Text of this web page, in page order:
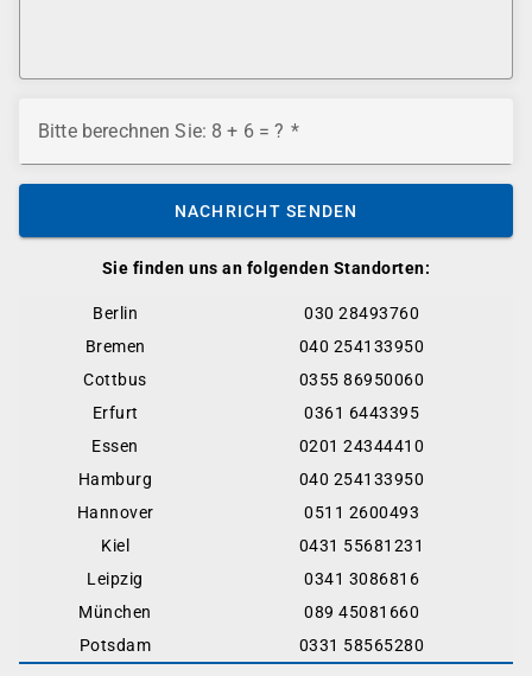
Sie finden uns an folgenden Standorten:
Berlin
030 28493760
Bremen
040 254133950
Cottbus
0355 86950060
Erfurt
0361 6443395
Essen
0201 24344410
Hamburg
040 254133950
Hannover
0511 2600493
Kiel
0431 55681231
Leipzig
0341 3086816
München
089 45081660
Potsdam
0331 58565280
Bitte berechnen Sie: 8 + 6 = ?
NACHRICHT SENDEN